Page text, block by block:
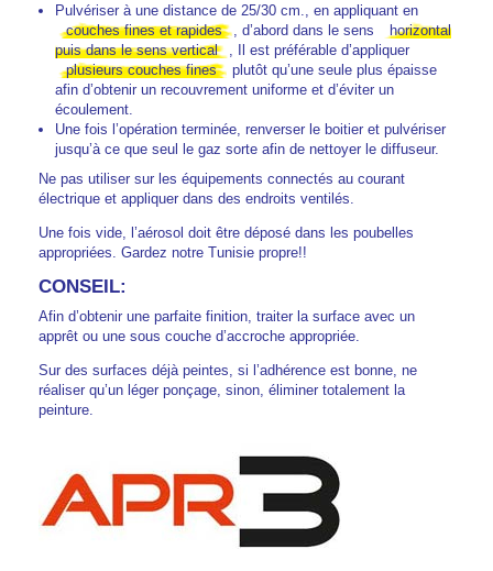
Pulvériser à une distance de 25/30 cm., en appliquant en
couches fines et rapides
, d’abord dans le sens
horizontal
puis dans le sens vertical
, Il est préférable d’appliquer
plusieurs couches fines
plutôt qu’une seule plus épaisse
afin d’obtenir un recouvrement uniforme et d’éviter un
écoulement.
Une fois l’opération terminée, renverser le boitier et pulvériser
jusqu’à ce que seul le gaz sorte afin de nettoyer le diffuseur.
Ne pas utiliser sur les équipements connectés au courant
électrique et appliquer dans des endroits ventilés.
Une fois vide, l’aérosol doit être déposé dans les poubelles
appropriées. Gardez notre Tunisie propre!!
CONSEIL:
Afin d’obtenir une parfaite finition, traiter la surface avec un
apprêt ou une sous couche d’accroche appropriée.
Sur des surfaces déjà peintes, si l’adhérence est bonne, ne
réaliser qu’un léger ponçage, sinon, éliminer totalement la
peinture.